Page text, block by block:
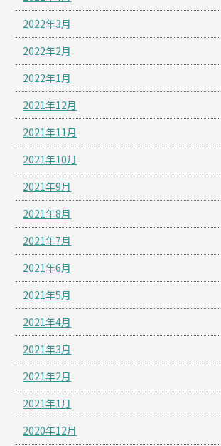
2022年3月
2022年2月
2022年1月
2021年12月
2021年11月
2021年10月
2021年9月
2021年8月
2021年7月
2021年6月
2021年5月
2021年4月
2021年3月
2021年2月
2021年1月
2020年12月